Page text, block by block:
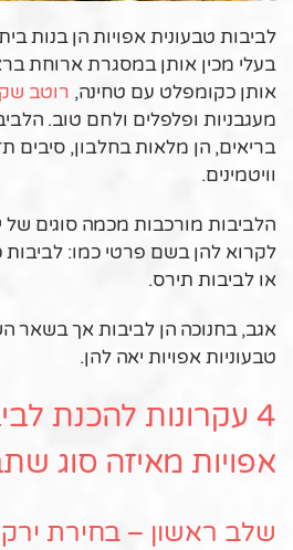
לביבות טבעונית אפויות הן בנות
בעלי מכין אותן במסגרת ארוחת
אותן כקומפלט עם טחינה, רוטב
מעגבניות ופלפלים ולחם טוב.
בריאים, הן מלאות בחלבון, סיבים
וויטמינים.
הלביבות מורכבות מכמה סוגים של
לקרוא להן בשם פרטי כמו: לביבות
או לביבות תירס.
אגב, בחנוכה הן לביבות אך בשאר
טבעוניות אפויות יאה להן.
4 עקרונות להכנת
אפויות מאיזה סוג
שלב ראשון – בחירת